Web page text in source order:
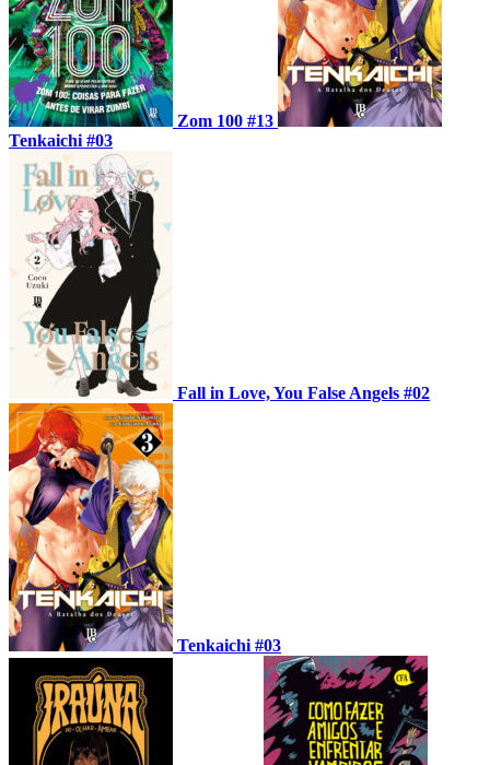
Zom 100 #13
Tenkaichi #03
Fall in Love, You False Angels #02
Tenkaichi #03